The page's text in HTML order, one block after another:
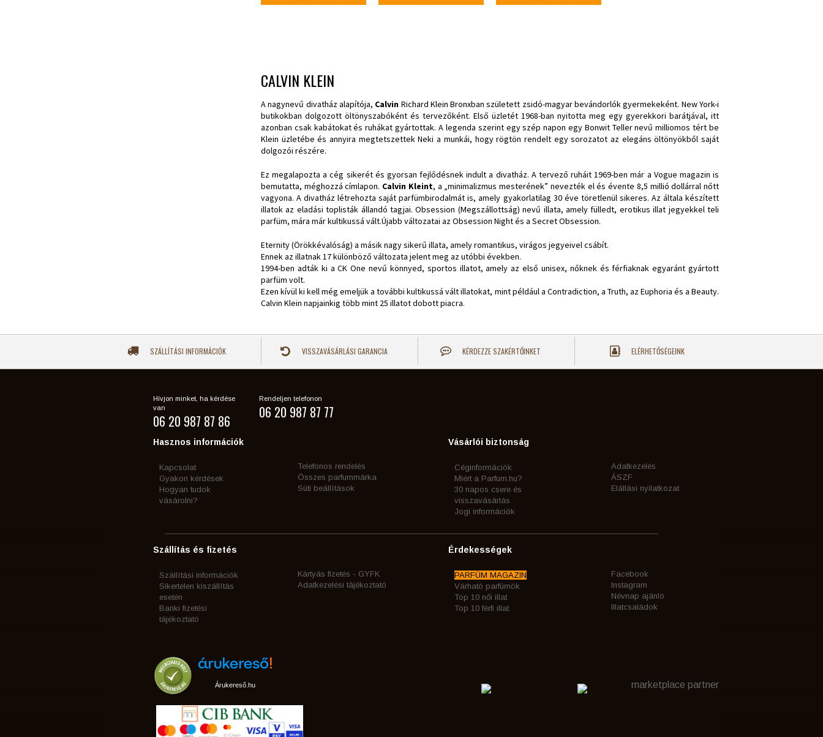
CALVIN KLEIN
A nagynevű divatház alapítója, Calvin Richard Klein Bronxban született zsidó-magyar bevándorlók gyermekeként. New York-i
butikokban dolgozott öltönyszabóként és tervezőként. Első üzletét 1968-ban nyitotta meg egy gyerekkori barátjával, itt
azonban csak kabátokat és ruhákat gyártottak. A legenda szerint egy szép napon egy Bonwit Teller nevű milliomos tért be
Klein üzletébe és annyira megtetszettek Neki a munkái, hogy rögtön rendelt egy sorozatot az elegáns öltönyökből saját
dolgozói részére.
Ez megalapozta a cég sikerét és gyorsan fejlődésnek indult a divatház. A tervező ruháit 1969-ben már a Vogue magazin is
bemutatta, méghozzá címlapon. Calvin Kleint, a „minimalizmus mesterének” nevezték el és évente 8,5 millió dollárral nőtt
vagyona. A divatház létrehozta saját parfümbirodalmát is, amely gyakorlatilag 30 éve töretlenül sikeres. Az általa készített
illatok az eladási toplisták állandó tagjai. Obsession (Megszállottság) nevű illata, amely fülledt, erotikus illat jegyekkel teli
parfüm, mára már kultikussá vált.Újabb változatai az Obsession Night és a Secret Obsession.
Eternity (Örökkévalóság) a másik nagy sikerű illata, amely romantikus, virágos jegyeivel csábít.
Ennek az illatnak 17 különböző változata jelent meg az utóbbi években.
1994-ben adták ki a CK One nevű könnyed, sportos illatot, amely az első unisex, nőknek és férfiaknak egyaránt gyártott
parfüm volt.
Ezen kívül ki kell még emeljük a további kultikussá vált illatokat, mint például a Contradiction, a Truth, az Euphoria és a Beauty.
Calvin Klein napjainkig több mint 25 illatot dobott piacra.
SZÁLLÍTÁSI INFORMÁCIÓK VISSZAVÁSÁRLÁSI GARANCIA KÉRDEZZE SZAKÉRTŐINKET ELÉRHETŐSÉGEINK
Hívjon minket, ha kérdése
van
06 20 987 87 86
Rendeljen telefonon
06 20 987 87 77
Hasznos információk
Kapcsolat
Gyakori kérdések
Hogyan tudok
vásárolni?
Telefonos rendelés
Összes parfummárka
Süti beállítások
Vásárlói biztonság
Céginformációk
Miért a Parfum.hu?
30 napos csere és
visszavásárlás
Jogi információk
Adatkezelés
ÁSZF
Elállási nyilatkozat
Szállítás és fizetés
Szállítási információk
Sikertelen kiszállítás
esetén
Banki fizetési
tájékoztató
Kártyás fizetés - GYFK
Adatkezelési tájékoztató
Érdekességek
PARFÜM MAGAZIN
Várható parfümök
Top 10 női illat
Top 10 férfi illat
Facebook
Instagram
Névnap ajánló
Illatcsaládok
Árukereső.hu marketplace partner